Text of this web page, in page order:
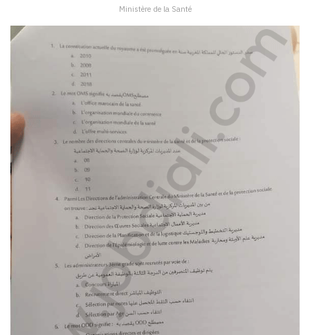
Ministère de la Santé